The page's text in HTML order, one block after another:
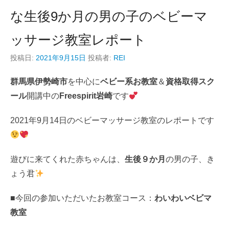
な生後9か月の男の子のベビーマ
ッサージ教室レポート
投稿日: 2021年9月15日 投稿者: REI
群馬県伊勢崎市を中心にベビー系お教室＆ 資格取得スク
ール開講中のFreespirit岩崎です
2021年9月14日のベビーマッサージ教室のレポートです
遊びに来てくれた赤ちゃんは、 生後９か月 の男の子、き
ょう君
■今回の参加いただいたお教室コース： わいわいベビマ
教室